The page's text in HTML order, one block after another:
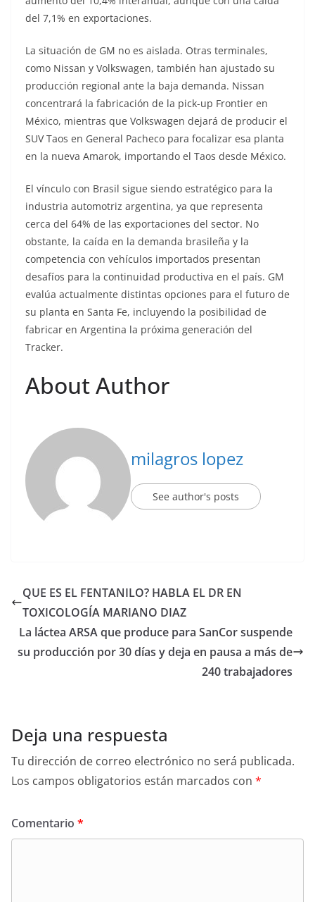
del 7,1% en exportaciones.
La situación de GM no es aislada. Otras terminales,
como Nissan y Volkswagen, también han ajustado su
producción regional ante la baja demanda. Nissan
concentrará la fabricación de la pick-up Frontier en
México, mientras que Volkswagen dejará de producir el
SUV Taos en General Pacheco para focalizar esa planta
en la nueva Amarok, importando el Taos desde México.
El vínculo con Brasil sigue siendo estratégico para la
industria automotriz argentina, ya que representa
cerca del 64% de las exportaciones del sector. No
obstante, la caída en la demanda brasileña y la
competencia con vehículos importados presentan
desafíos para la continuidad productiva en el país. GM
evalúa actualmente distintas opciones para el futuro de
su planta en Santa Fe, incluyendo la posibilidad de
fabricar en Argentina la próxima generación del
Tracker.
About Author
milagros lopez
See author's posts
QUE ES EL FENTANILO? HABLA EL DR EN
TOXICOLOGÍA MARIANO DIAZ
La láctea ARSA que produce para SanCor suspende
su producción por 30 días y deja en pausa a más de
240 trabajadores
Deja una respuesta
Tu dirección de correo electrónico no será publicada.
Los campos obligatorios están marcados con *
Comentario *